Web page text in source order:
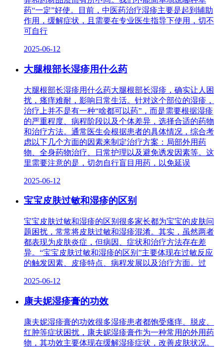
药“一定”好使。目前，中医药治疗湿疹主要是起到辅助
作用，缓解症状，且需要在专业医生指导下使用，切不
可自行
2025-06-12
大腿根部长湿疹用什么药
大腿根部长湿疹用什么药大腿根部长湿疹，确实让人困
扰，瘙痒难耐，影响日常生活。针对这个部位的湿疹，
治疗上并不是有一种“啥都可以药”，而是需要根据湿疹
的严重程度、病程阶段以及个体差异，选择合适的药物
和治疗方法。通常医生会根据患者的具体情况，综合考
虑以下几个方面的因素来制定治疗方案：局部外用药
物、全身药物治疗、日常护理以及避免诱发因素等。这
里需要注意的是，切勿自行盲目用药，以免延误
2025-06-12
宝宝皮肤过敏和湿疹的区别
宝宝皮肤过敏和湿疹的区别很多家长都为宝宝的皮肤问
题困扰，常常将皮肤过敏和湿疹混淆。其实，虽然两者
都表现为皮肤炎症，但病因、症状和治疗方法存在差
异。“宝宝皮肤过敏和湿疹的区别”主要体现在过敏反应
的触发因素、皮疹特点、病程发展以及治疗方面。过
2025-06-12
康夫妮湿疹膏的功效
康夫妮湿疹膏的功效很多湿疹患者都饱受瘙痒、脱皮、
红肿等症状困扰，康夫妮湿疹膏作为一种常用的外用药
物，其功效主要体现在缓解湿疹症状，改善皮肤状况。